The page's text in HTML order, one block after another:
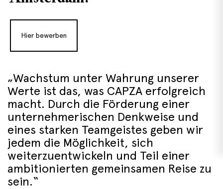
Hier bewerben
„Wachstum unter Wahrung unserer
Werte ist das, was CAPZA erfolgreich
macht. Durch die Förderung einer
unternehmerischen Denkweise und
eines starken Teamgeistes geben wir
jedem die Möglichkeit, sich
weiterzuentwickeln und Teil einer
ambitionierten gemeinsamen Reise zu
sein.“